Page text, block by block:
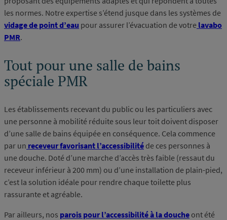
les normes. Notre expertise s’étend jusque dans les systèmes de
vidage de point d’eau pour assurer l’évacuation de votre lavabo
PMR.
Tout pour une salle de bains
spéciale PMR
Les établissements recevant du public ou les particuliers avec
une personne à mobilité réduite sous leur toit doivent disposer
d’une salle de bains équipée en conséquence. Cela commence
par un receveur favorisant l’accessibilité de ces personnes à
une douche. Doté d’une marche d’accès très faible (ressaut du
receveur inférieur à 200 mm) ou d’une installation de plain-pied,
c’est la solution idéale pour rendre chaque toilette plus
rassurante et agréable.
Par ailleurs, nos parois pour l’accessibilité à la douche ont été